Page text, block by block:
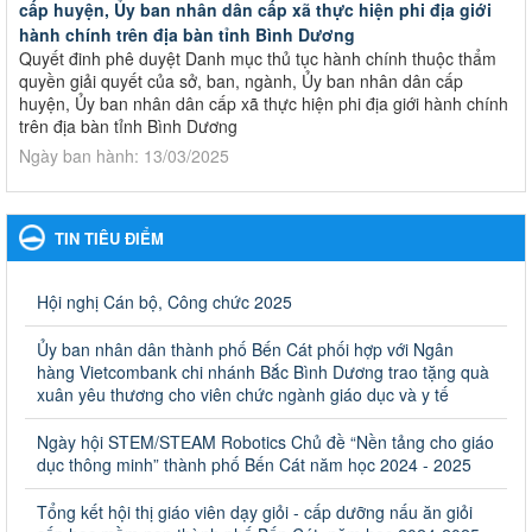
cấp huyện, Ủy ban nhân dân cấp xã thực hiện phi địa giới
hành chính trên địa bàn tỉnh Bình Dương
Quyết đinh phê duyệt Danh mục thủ tục hành chính thuộc thẩm
quyền giải quyết của sở, ban, ngành, Ủy ban nhân dân cấp
huyện, Ủy ban nhân dân cấp xã thực hiện phi địa giới hành chính
trên địa bàn tỉnh Bình Dương
Ngày ban hành: 13/03/2025
Kế hoạch Phổ biến, giáo dục pháp luật năm 2025 của ngành
Giáo dục và Đào tạo thành phố Bến Cát
Kế hoạch Phổ biến, giáo dục pháp luật năm 2025 của ngành
Ngày ban hành: 28/02/2025
Quyết định công bố thủ tục hành chính bị bãi bỏ trong lĩnh
vực giáo dục đào tạo thuộc hệ giáo dục quốc dân và cơ sở
giáo dục khác thuộc thẩm quyền giải quyết của Sở Giáo dục
và Đào tạo, Ủy ban nhân dân cấp huyện
Quyết định công bố thủ tục hành chính bị bãi bỏ trong lĩnh vực
giáo dục đào tạo thuộc hệ giáo dục quốc dân và cơ sở giáo dục
khác thuộc thẩm quyền giải quyết của Sở Giáo dục và Đào tạo,
Ủy ban nhân dân cấp huyện
TIN TIÊU ĐIỂM
Hội nghị Cán bộ, Công chức 2025
Ủy ban nhân dân thành phố Bến Cát phối hợp với Ngân
hàng Vietcombank chi nhánh Bắc Bình Dương trao tặng quà
xuân yêu thương cho viên chức ngành giáo dục và y tế
Ngày hội STEM/STEAM Robotics Chủ đề “Nền tảng cho giáo
dục thông minh” thành phố Bến Cát năm học 2024 - 2025
Tổng kết hội thị giáo viên dạy giỏi - cấp dưỡng nấu ăn giỏi